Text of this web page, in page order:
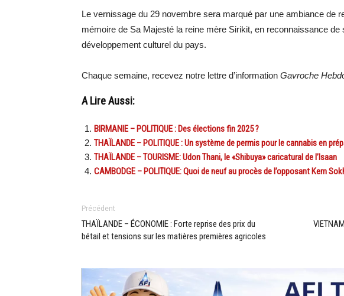
Le vernissage du 29 novembre sera marqué par une ambiance de
mémoire de Sa Majesté la reine mère Sirikit, en reconnaissance
développement culturel du pays.
Chaque semaine, recevez notre lettre d’information Gavroche
A Lire Aussi:
BIRMANIE – POLITIQUE : Des élections fin 2025 ?
THAÏLANDE – POLITIQUE : Un système de permis pour le cannabis en
THAÏLANDE – TOURISME: Udon Thani, le «Shibuya» caricatural de l’Isaan
CAMBODGE – POLITIQUE: Quoi de neuf au procès de l’opposant Kem
Précédent
THAÏLANDE – ÉCONOMIE : Forte reprise des prix du
bétail et tensions sur les matières premières agricoles